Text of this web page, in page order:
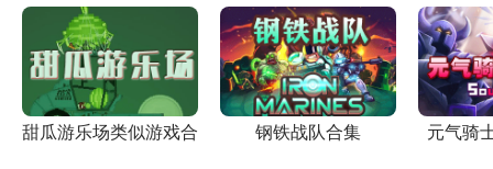
安卓版
版
甜瓜游乐场类似游戏合
钢铁战队合集 元气骑